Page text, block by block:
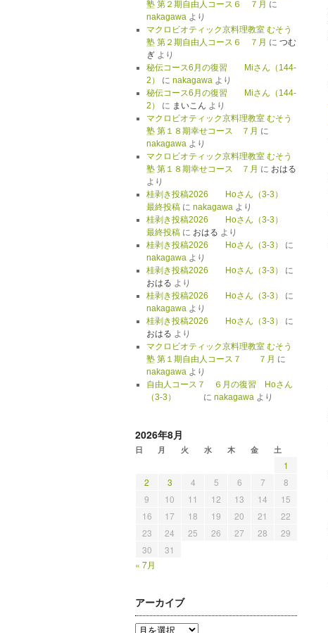
塾 第２期自由人コース６ ７月 に
nakagawaより
マクロビオティック京料理教室 むそう
塾 第２期自由人コース６ ７月 に つむ
ぎより
秘伝コース6月の復習 Miさん（144-
2）
に nakagawaより
秘伝コース6月の復習 Miさん（144-
2）
に まいこん より
マクロビオティック京料理教室 むそう
塾 第１８期幸せコース ７月 に
nakagawaより
マクロビオティック京料理教室 むそう
塾 第１８期幸せコース ７月 に おはる
より
桂剥き投稿2026 Hoさん（3-3）
最終投稿に nakagawaより
桂剥き投稿2026 Hoさん（3-3）
最終投稿に おはる より
桂剥き投稿2026 Hoさん（3-3）
に
nakagawaより
桂剥き投稿2026 Hoさん（3-3）
に
おはる より
桂剥き投稿2026 Hoさん（3-3）
に
nakagawaより
桂剥き投稿2026 Hoさん（3-3）
に
おはる より
マクロビオティック京料理教室 むそう
塾 第１期自由人コース７ ７月 に
nakagawaより
自由人コース７ ６月の復習 Hoさん
（3-3）
に nakagawaより
2026年8月
日 月 火 水 木 金 土
1
2
3 4 5 6 7
8
9
10 11 12 13 14
15
16
17 18 19 20 21
22
23
24 25 26 27 28
29
30
31
« 7月
アーカイブ
ア